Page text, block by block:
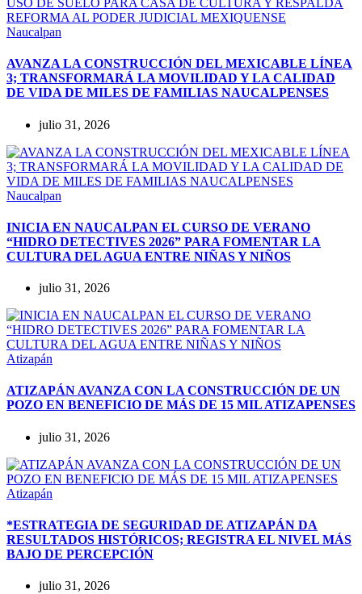
Naucalpan
AVANZA LA CONSTRUCCIÓN DEL MEXICABLE LÍNEA
3; TRANSFORMARÁ LA MOVILIDAD Y LA CALIDAD
DE VIDA DE MILES DE FAMILIAS NAUCALPENSES
julio 31, 2026
Naucalpan
INICIA EN NAUCALPAN EL CURSO DE VERANO
“HIDRO DETECTIVES 2026” PARA FOMENTAR LA
CULTURA DEL AGUA ENTRE NIÑAS Y NIÑOS
julio 31, 2026
Atizapán
ATIZAPÁN AVANZA CON LA CONSTRUCCIÓN DE UN
POZO EN BENEFICIO DE MÁS DE 15 MIL ATIZAPENSES
julio 31, 2026
Atizapán
*ESTRATEGIA DE SEGURIDAD DE ATIZAPÁN DA
RESULTADOS HISTÓRICOS; REGISTRA EL NIVEL MÁS
BAJO DE PERCEPCIÓN
julio 31, 2026